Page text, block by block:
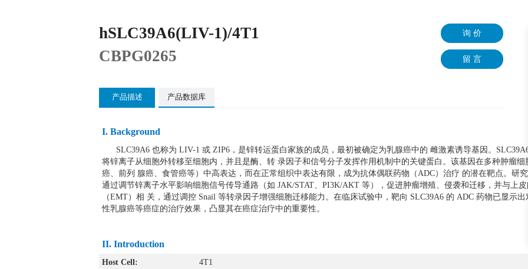
hSLC39A6(LIV-1)/4T1
CBPG0265
询 价
留 言
产品描述 产品数据库
I. Background
SLC39A6 也称为 LIV-1 或 ZIP6，是锌转运蛋白家族的成员，最初被确定为乳腺癌中的 雌激素诱导基因。
将锌离子从细胞外转移至细胞内，并且是酶、转 录因子和信号分子发挥作用机制中的关键蛋白。该基因在多种肿瘤细
癌、前列 腺癌、食管癌等）中高表达，而在正常组织中表达有限，成为抗体偶联药物（ADC）治疗 的潜在靶点。研
通过调节锌离子水平影响细胞信号传导通路（如 JAK/STAT、PI3K/AKT 等），促进肿瘤增殖、侵袭和迁移，并与上
（EMT）相 关，通过调控 Snail 等转录因子增强细胞迁移能力。在临床试验中，靶向 SLC39A6 的 ADC 药物已显示
性乳腺癌等癌症的治疗效果，凸显其在癌症治疗中的重要性。
II. Introduction
Host Cell:
4T1